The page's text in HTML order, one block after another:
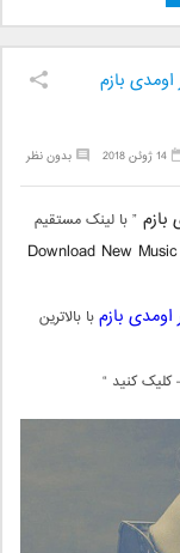
بازم
بدون نظر 14 ژوئن 2018
بازم” با لینک مستقیم
Download New
اومدی بازمبا بالاترین
کنید “